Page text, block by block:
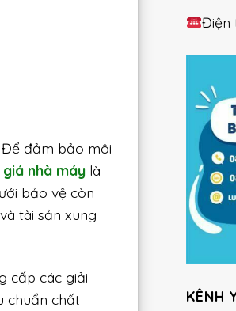
đảm bảo môi
nhà máy là
bảo vệ còn
tài sản xung
cấp các giải
chuẩn chất
Điện
KÊNH